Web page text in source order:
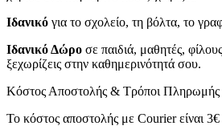
Ιδανικό για το σχολείο, τη βόλτα, το
Ιδανικό Δώρο σε παιδιά, μαθητές,
ξεχωρίζεις στην καθημερινότητά σου.
Κόστος Αποστολής & Τρόποι Πληρωμής
Το κόστος αποστολής με Courier είναι 3€